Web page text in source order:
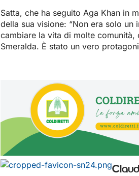
Satta, che ha seguito Aga Khan in
della sua visione: “Non era solo
cambiare la vita di molte
Smeralda. È stato un vero